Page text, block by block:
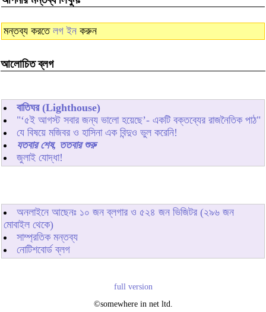
মন্তব্য করতে লগ ইন করুন
আলোচিত ব্লগ
বাতিঘর (Lighthouse)
"‘৫ই আগস্ট সবার জন্য ভালো হয়েছে’- একটি বক্তব্যের রাজনৈতিক পাঠ"
যে বিষয়ে মজিবর ও হাসিনা এক বিন্দুও ভুল করেনি!
যতবার শেষ, ততবার শুরু
জুলাই যোদ্ধা!
অনলাইনে আছেনঃ ১০ জন ব্লগার ও ৫২৪ জন ভিজিটর (২৯৬ জন
মোবাইল থেকে)
সাম্প্রতিক মন্তব্য
নোটিশবোর্ড ব্লগ
full version
©somewhere in net ltd.